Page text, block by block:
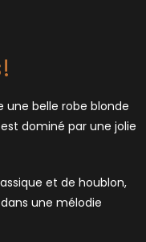
une belle robe blonde
dominé par une jolie
et de houblon,
une mélodie